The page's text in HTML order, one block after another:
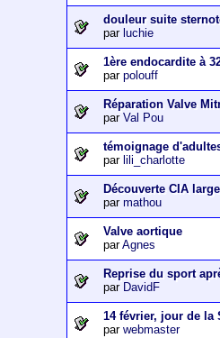
douleur suite
par luchie
1ère endocardite à
parpolouff
Réparation Valve
parVal Pou
témoignage
par lili_charlotte
Découverte CIA
parmathou
Valve aortique
parAgnes
Reprise du sport
par DavidF
14 février, jour de la
parwebmaster